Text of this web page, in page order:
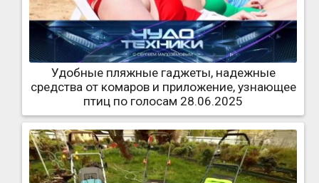
Удобные пляжные гаджеты, надежные
средства от комаров и приложение, узнающее
птиц по голосам 28.06.2025